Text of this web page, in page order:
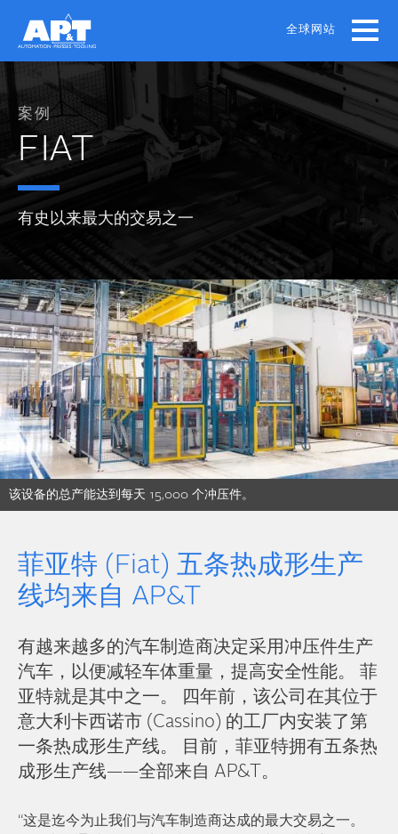
main
全球网站
案例
FIAT
有史以来最大的交易之一
该设备的总产能达到每天 15,000 个冲压件。
菲亚特 (Fiat) 五条热成形生产
线均来自 AP&T
有越来越多的汽车制造商决定采用冲压件生产
汽车，以便减轻车体重量，提高安全性能。 菲
亚特就是其中之一。 四年前，该公司在其位于
意大利卡西诺市 (Cassino) 的工厂内安装了第
一条热成形生产线。 目前，菲亚特拥有五条热
成形生产线——全部来自 AP&T。
“这是迄今为止我们与汽车制造商达成的最大交易之一。